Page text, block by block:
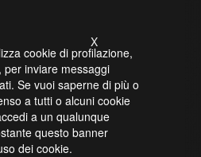
cookie di profilazione,
per inviare messaggi
Se vuoi saperne di più o
a tutti o alcuni cookie
a un qualunque
questo banner
dei cookie.
X